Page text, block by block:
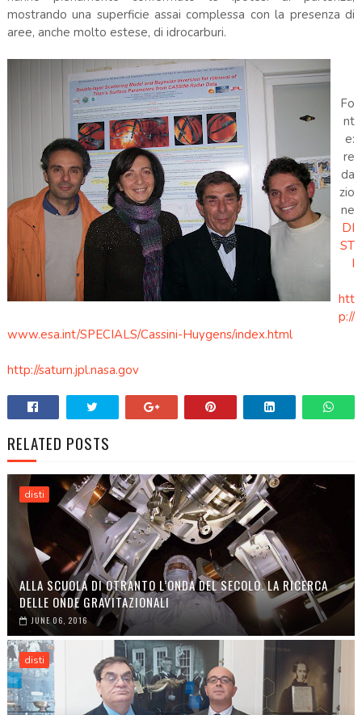
mostrando una superficie assai complessa con la presenza di
aree, anche molto estese, di idrocarburi.
Fo
nt
e:
re
da
zio
ne
DI
ST
I
htt
p://
www.esa.int/SPECIALS/Cassini-Huygens/index.html
http://saturn.jpl.nasa.gov
RELATED POSTS
disti
ALLA SCUOLA DI OTRANTO L’ONDA DEL SECOLO. LA RICERCA
DELLE ONDE GRAVITAZIONALI
JUNE 06, 2016
disti